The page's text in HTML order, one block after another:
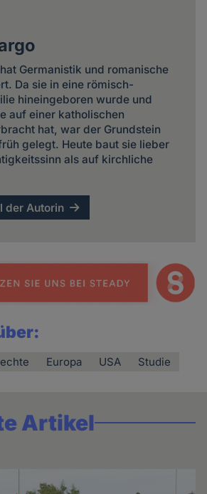
Germanistik und romanische
Da sie in eine römisch-
hineingeboren wurde und
auf einer katholischen
hat, war der Grundstein
gelegt. Heute baut sie lieber
als auf kirchliche
der Autorin
Europa USA Studie
Artikel